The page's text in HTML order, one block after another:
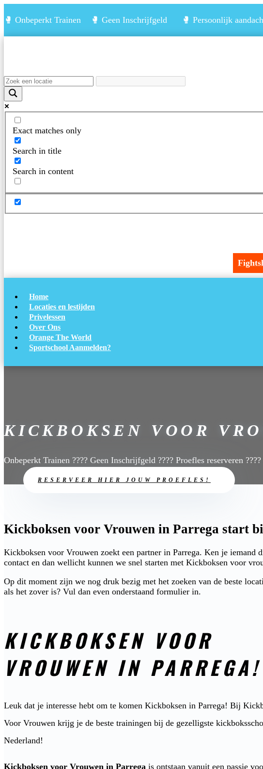
🥊 Onbeperkt Trainen 🥊 Geen Inschrijfgeld 🥊 Persoonlijk
Exact matches only
Search in title
Search in content
Home
Locaties en lestijden
Privelessen
Over Ons
Orange The World
Sportschool Aanmelden?
KICKBOKSEN VOOR
Onbeperkt Trainen ???? Geen Inschrijfgeld ???? Proefles reserveren
RESERVEER HIER JOUW PROEFLES!
Kickboksen voor Vrouwen in Parrega start
Kickboksen voor Vrouwen zoekt een partner in Parrega. Ken je
contact en dan wellicht kunnen we snel starten met Kickboksen voor
Op dit moment zijn we nog druk bezig met het zoeken van de beste
als het zover is? Vul dan even onderstaand formulier in.
KICKBOKSEN VOOR
VROUWEN IN PARREGA!
Leuk dat je interesse hebt om te komen Kickboksen in Parrega! Bij
Voor Vrouwen krijg je de beste trainingen bij de gezelligste
Nederland!
Kickboksen voor Vrouwen in Parrega is ontstaan vanuit een passie